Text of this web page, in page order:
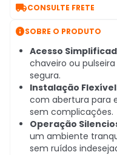
CONSULTE FRETE
SOBRE O PRODUTO
Acesso
chaveiro ou
segura.
Instalação
com abertura para
sem complicações.
Operação
um ambiente
sem ruídos